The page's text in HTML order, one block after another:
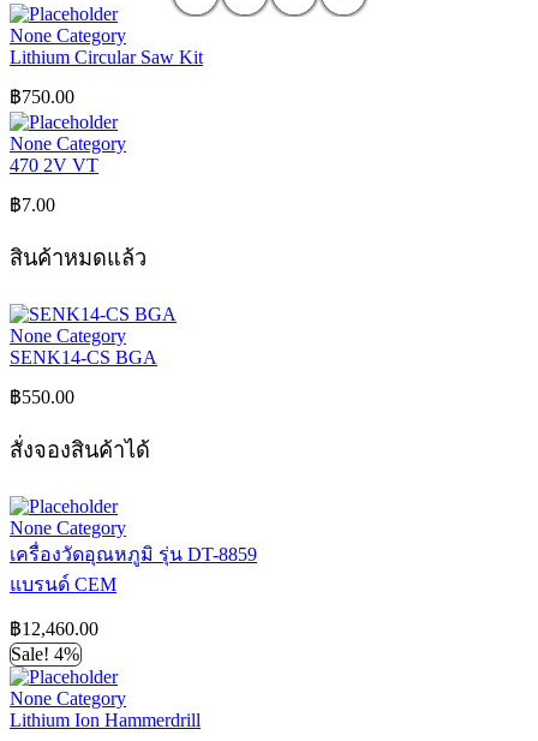
None Category
Lithium Circular Saw Kit
฿750.00
None Category
470 2V VT
฿7.00
สินค้าหมดแล้ว
None Category
SENK14-CS BGA
฿550.00
สั่งจองสินค้าได้
None Category
เครื่องวัดอุณหภูมิ รุ่น DT-8859
แบรนด์ CEM
฿12,460.00
Sale! 4%
None Category
Lithium Ion Hammerdrill